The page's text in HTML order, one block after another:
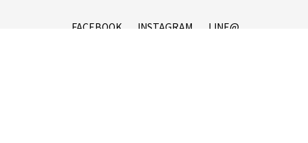
FACEBOOK INSTAGRAM
LINE@